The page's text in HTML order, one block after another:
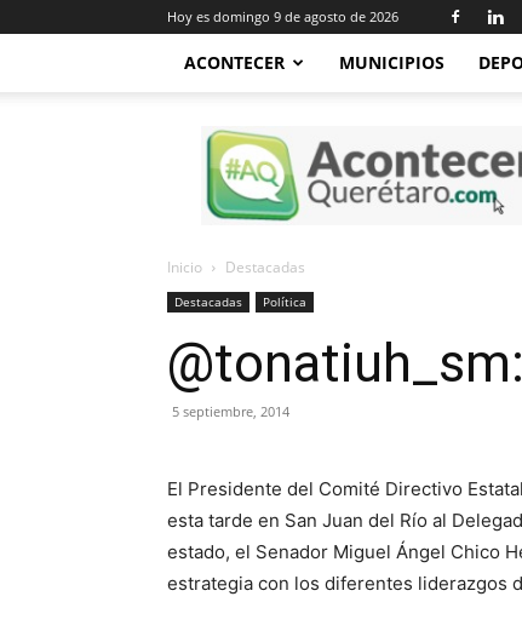
Hoy es domingo 9 de agosto de 2026
ACONTECER MUNICIPIOS
Acontecer
Querétaro
Inicio Destacadas
Destacadas Política
5 septiembre, 2014
El Presidente del Comité Directivo
esta tarde en San Juan del Río al
estado, el Senador Miguel Ángel Chico
estrategia con los diferentes liderazgos